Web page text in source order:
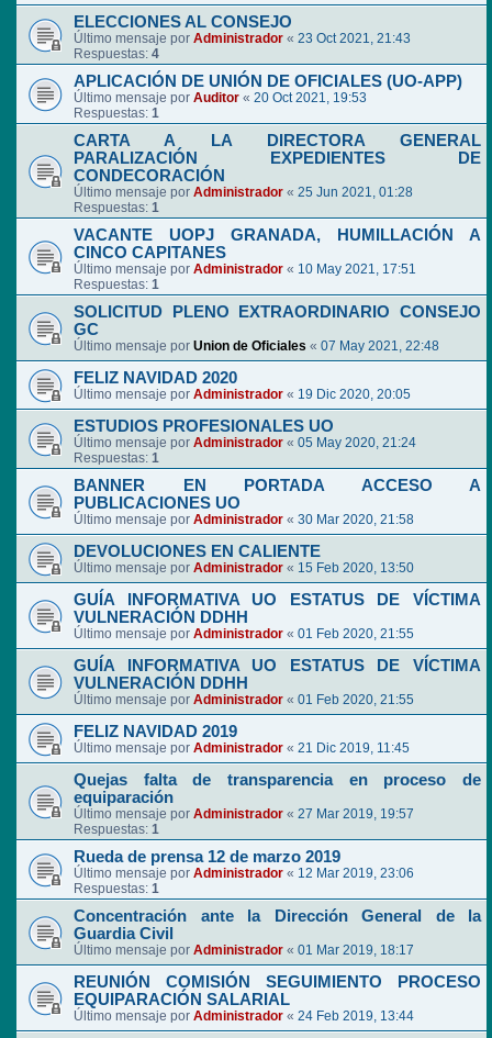
ELECCIONES AL CONSEJO
Último mensaje por Administrador « 23 Oct 2021, 21:43
Respuestas: 4
APLICACIÓN DE UNIÓN DE OFICIALES (UO-APP)
Último mensaje por Auditor « 20 Oct 2021, 19:53
Respuestas: 1
CARTA A LA DIRECTORA GENERAL
PARALIZACIÓN EXPEDIENTES DE
CONDECORACIÓN
Último mensaje por Administrador « 25 Jun 2021, 01:28
Respuestas: 1
VACANTE UOPJ GRANADA, HUMILLACIÓN A
CINCO CAPITANES
Último mensaje por Administrador « 10 May 2021, 17:51
Respuestas: 1
SOLICITUD PLENO EXTRAORDINARIO CONSEJO
GC
Último mensaje por Union de Oficiales « 07 May 2021, 22:48
FELIZ NAVIDAD 2020
Último mensaje por Administrador « 19 Dic 2020, 20:05
ESTUDIOS PROFESIONALES UO
Último mensaje por Administrador « 05 May 2020, 21:24
Respuestas: 1
BANNER EN PORTADA ACCESO A
PUBLICACIONES UO
Último mensaje por Administrador « 30 Mar 2020, 21:58
DEVOLUCIONES EN CALIENTE
Último mensaje por Administrador « 15 Feb 2020, 13:50
GUÍA INFORMATIVA UO ESTATUS DE VÍCTIMA
VULNERACIÓN DDHH
Último mensaje por Administrador « 01 Feb 2020, 21:55
GUÍA INFORMATIVA UO ESTATUS DE VÍCTIMA
VULNERACIÓN DDHH
Último mensaje por Administrador « 01 Feb 2020, 21:55
FELIZ NAVIDAD 2019
Último mensaje por Administrador « 21 Dic 2019, 11:45
Quejas falta de transparencia en proceso de
equiparación
Último mensaje por Administrador « 27 Mar 2019, 19:57
Respuestas: 1
Rueda de prensa 12 de marzo 2019
Último mensaje por Administrador « 12 Mar 2019, 23:06
Respuestas: 1
Concentración ante la Dirección General de la
Guardia Civil
Último mensaje por Administrador « 01 Mar 2019, 18:17
REUNIÓN COMISIÓN SEGUIMIENTO PROCESO
EQUIPARACIÓN SALARIAL
Último mensaje por Administrador « 24 Feb 2019, 13:44